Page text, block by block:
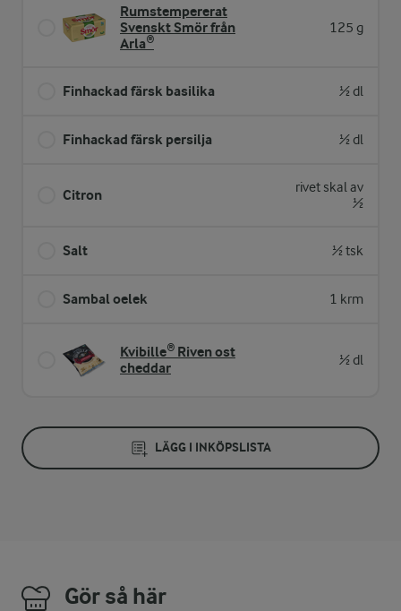
Rumstempererat
Svenskt Smör från
Arla®
125 g
Finhackad färsk basilika ½ dl
Finhackad färsk persilja ½ dl
Citron
rivet skal av
½
Salt ½ tsk
Sambal oelek 1 krm
Kvibille® Riven ost
cheddar
½ dl
LÄGG I INKÖPSLISTA
Gör så här